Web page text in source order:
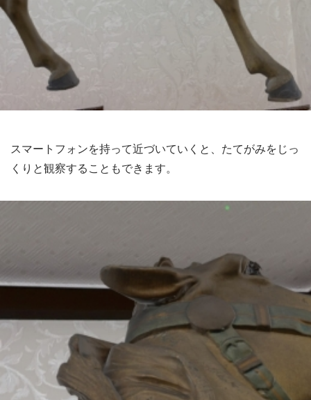
スマートフォンを持って近づいていくと、たてがみをじっ
くりと観察することもできます。